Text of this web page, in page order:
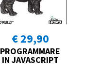
€ 29,90
PROGRAMMARE
IN JAVASCRIPT